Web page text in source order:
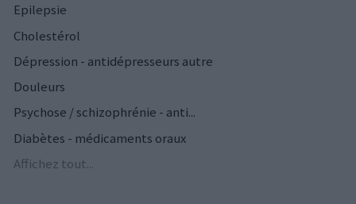
Epilepsie
Cholestérol
Dépression - antidépresseurs autre
Douleurs
Psychose / schizophrénie - anti...
Diabètes - médicaments oraux
Affichez tout...